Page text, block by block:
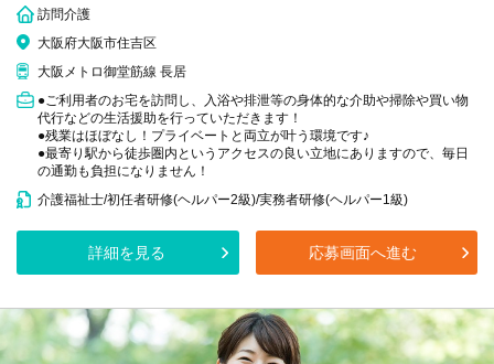
訪問介護
大阪府大阪市住吉区
大阪メトロ御堂筋線 長居
●ご利用者のお宅を訪問し、入浴や排泄等の身体的な介助や掃除や買い物
代行などの生活援助を行っていただきます！
●残業はほぼなし！プライベートと両立が叶う環境です♪
●最寄り駅から徒歩圏内というアクセスの良い立地にありますので、毎日
の通勤も負担になりません！
介護福祉士/初任者研修(ヘルパー2級)/実務者研修(ヘルパー1級)
詳細を見る 応募画面へ進む